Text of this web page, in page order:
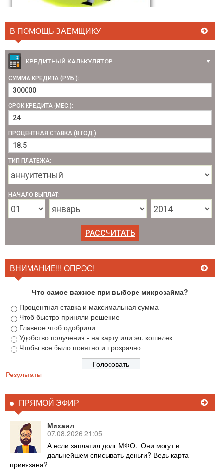
В ПОМОЩЬ ЗАЕМЩИКУ
КРЕДИТНЫЙ КАЛЬКУЛЯТОР
СУММА КРЕДИТА (РУБ.):
СРОК КРЕДИТА (МЕС.):
ПРОЦЕНТНАЯ СТАВКА (В ГОД.):
ТИП ПЛАТЕЖА:
НАЧАЛО ВЫПЛАТ:
ВНИМАНИЕ!!! ОПРОС!
Что самое важное при выборе микрозайма?
Процентная ставка и максимальная сумма
Чтоб быстро приняли решение
Главное чтоб одобрили
Удобство получения - на карту или эл. кошелек
Чтобы все было понятно и прозрачно
Результаты
ПРЯМОЙ ЭФИР
Михаил
07.08.2026 21:05
А если заплатил долг МФО.. Они могут в
дальнейшем списывать деньги? Ведь карта
привязана?